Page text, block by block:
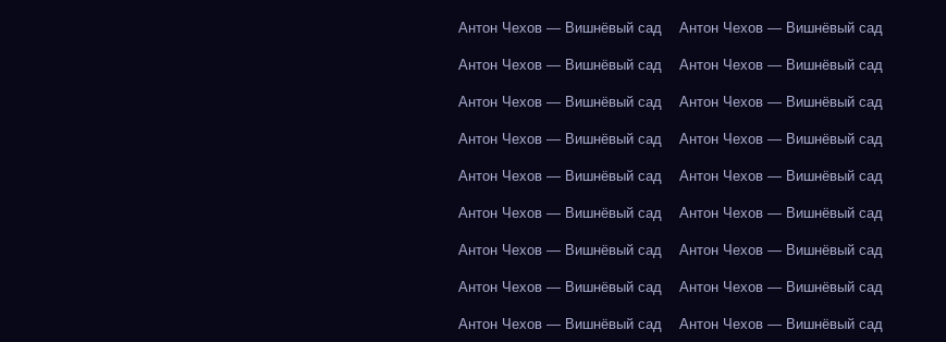
Антон Чехов — Вишнёвый сад Антон Чехов — Вишнёвый сад
Антон Чехов — Вишнёвый сад Антон Чехов — Вишнёвый сад
Антон Чехов — Вишнёвый сад Антон Чехов — Вишнёвый сад
Антон Чехов — Вишнёвый сад Антон Чехов — Вишнёвый сад
Антон Чехов — Вишнёвый сад Антон Чехов — Вишнёвый сад
Антон Чехов — Вишнёвый сад Антон Чехов — Вишнёвый сад
Антон Чехов — Вишнёвый сад Антон Чехов — Вишнёвый сад
Антон Чехов — Вишнёвый сад Антон Чехов — Вишнёвый сад
Антон Чехов — Вишнёвый сад Антон Чехов — Вишнёвый сад